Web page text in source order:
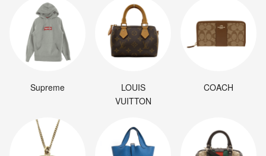
Supreme
LOUIS
VUITTON
COACH